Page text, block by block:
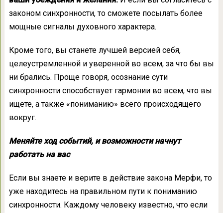
законом синхронности, то сможете посылать более
мощные сигналы духовного характера.
Кроме того, вы станете лучшей версией себя,
целеустремленной и уверенной во всем, за что бы вы
ни брались. Проще говоря, осознание сути
синхронности способствует гармонии во всем, что вы
ищете, а также «пониманию» всего происходящего
вокруг.
Меняйте ход событий, и возможности начнут
работать на вас
Если вы знаете и верите в действие закона Мерфи, то
уже находитесь на правильном пути к пониманию
синхронности. Каждому человеку известно, что если